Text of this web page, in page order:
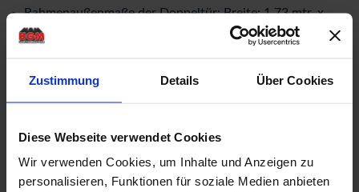
Zustimmung Details Über Cookies
Diese Webseite verwendet Cookies
Wir verwenden Cookies, um Inhalte und Anzeigen zu
personalisieren, Funktionen für soziale Medien anbieten
Rahmenaußenmaße der Doppeltür: Breite: 1,73 mtr. x
Höhe: 1,925 mtr.
Stolperfalle!)
mit aufgesetzten Sprossen in Türen
18,5 mm Nut & Feder Holz für Dachbereich